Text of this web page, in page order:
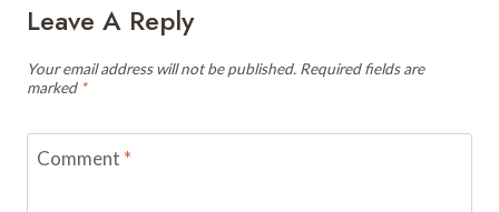
Leave A Reply
Your email address will not be published. Required fields are
marked *
Comment *